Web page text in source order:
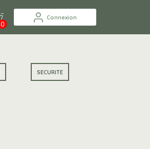
0
Connexion
SECURITE